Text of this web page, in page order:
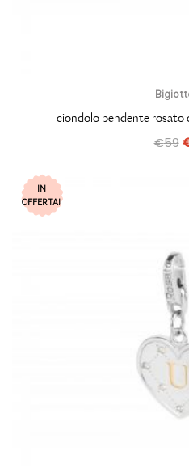
ciondolo pendente rosato
€59
IN
OFFERTA!